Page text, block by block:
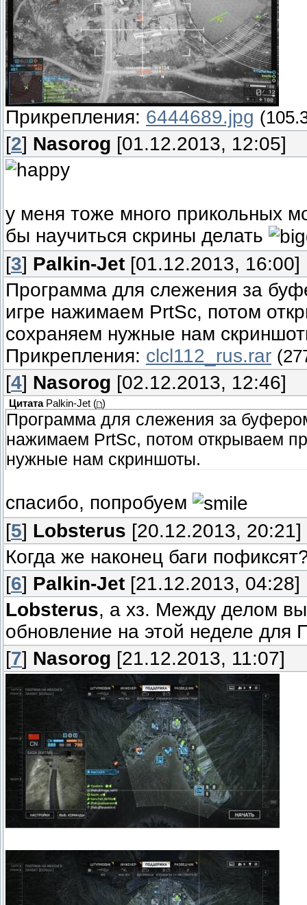
Прикрепления: 6444689.jpg
[2] Nasorog [01.12.2013, 12:05]
у меня тоже много прикольных
бы научиться скрины делать
[3] Palkin-Jet [01.12.2013, 16:00]
Программа для слежения за
игре нажимаем PrtSc, потом
сохраняем нужные нам
Прикрепления: clcl112_rus.rar
[4] Nasorog [02.12.2013, 12:46]
Цитата Palkin-Jet ( )
Программа для слежения за
нажимаем PrtSc, потом открываем
нужные нам скриншоты.
спасибо, попробуем
[5] Lobsterus [20.12.2013, 20:21]
Когда же наконец баги
[6] Palkin-Jet [21.12.2013, 04:28]
Lobsterus, а хз. Между делом
обновление на этой неделе для
[7] Nasorog [21.12.2013, 11:07]